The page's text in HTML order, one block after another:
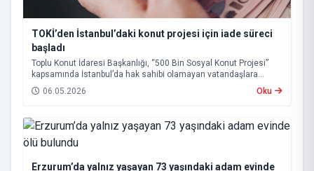
TOKİ’den İstanbul’daki konut projesi için iade süreci
başladı
Toplu Konut İdaresi Başkanlığı, “500 Bin Sosyal Konut Projesi”
kapsamında İstanbul’da hak sahibi olamayan vatandaşlara
başvuru bedellerinin iadesine başlandığını açıkladı.
06.05.2026 Oku
Erzurum’da yalnız yaşayan 73 yaşındaki adam evinde